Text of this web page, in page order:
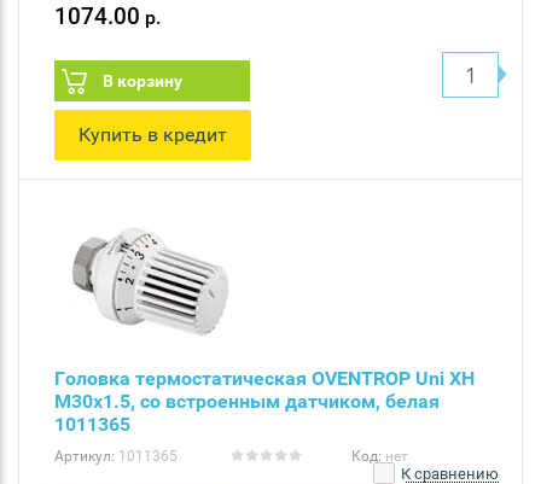
1074.00 р.
В корзину
Купить в кредит
Головка термостатическая OVENTROP Uni XH
M30x1.5, со встроенным датчиком, белая
1011365
Артикул: 1011365 Код: нет
К сравнению